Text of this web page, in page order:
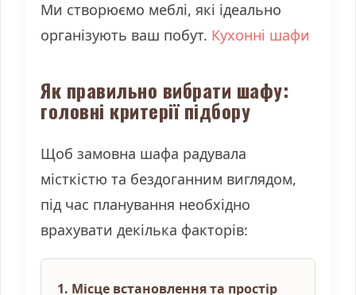
Ми створюємо меблі, які ідеально
організують ваш побут. Кухонні шафи
Як правильно вибрати шафу:
головні критерії підбору
Щоб замовна шафа радувала
місткістю та бездоганним виглядом,
під час планування необхідно
врахувати декілька факторів:
1. Місце встановлення та простір